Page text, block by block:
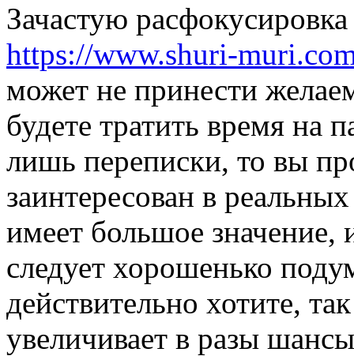
Зачастую
https://www.shuri-
может не принести
будете тратить время на
лишь переписки, то вы
заинтересован в
имеет большое значение,
следует хорошенько
действительно хотите,
увеличивает в разы